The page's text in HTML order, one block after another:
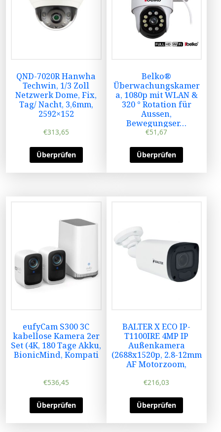
QND-7020R Hanwha
Techwin, 1/3 Zoll
Netzwerk Dome, Fix,
Tag/ Nacht, 3,6mm,
2592×152
€313,65
Überprüfen
Belko®
Überwachungskamer
a, 1080p mit WLAN &
320 ° Rotation für
Aussen,
Bewegungser…
€51,67
Überprüfen
eufyCam S300 3C
kabellose Kamera 2er
Set (4K, 180 Tage Akku,
BionicMind, Kompati
€536,45
Überprüfen
BALTER X ECO IP-
T1100IRE 4MP IP
Außenkamera
(2688x1520p, 2.8-12mm
AF Motorzoom,
€216,03
Überprüfen